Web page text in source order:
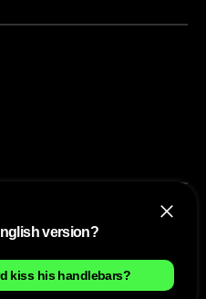
version?
kiss his handlebars?